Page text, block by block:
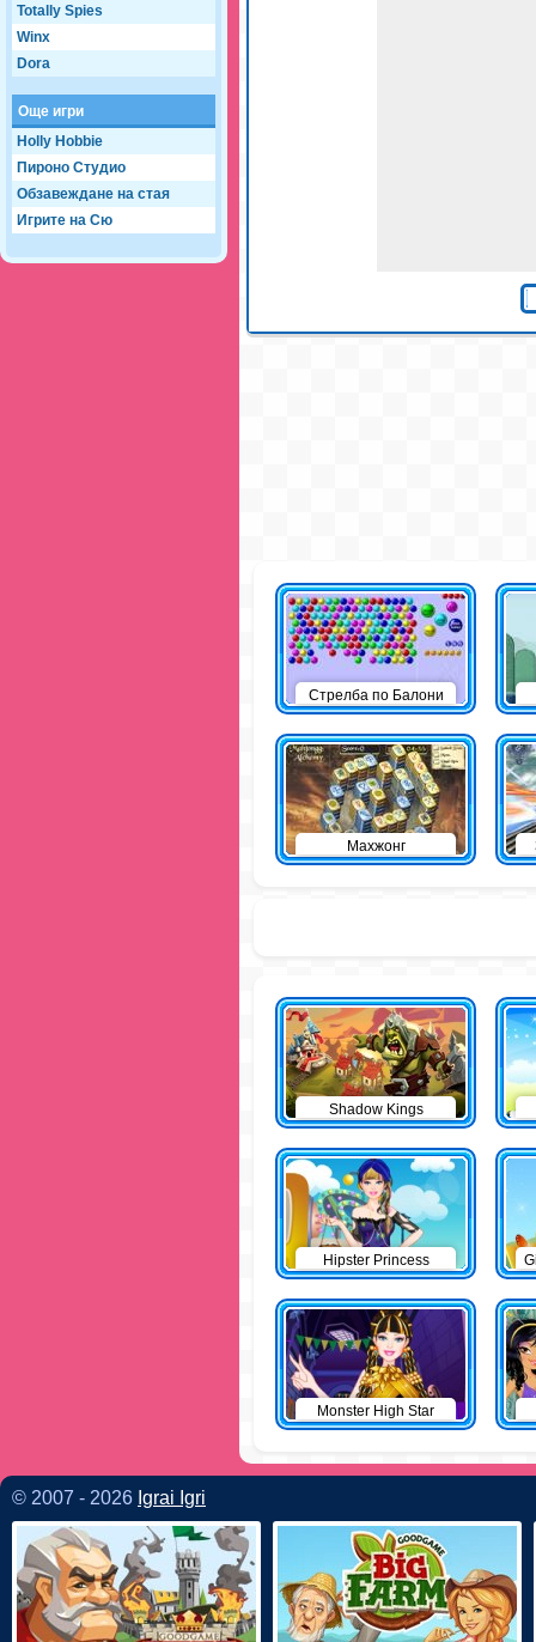
Totally Spies
Winx
Dora
Още игри
Holly Hobbie
Пироно Студио
Обзавеждане на стая
Игрите на Сю
Стрелба по Балони
Махжонг
Shadow Kings
Hipster Princess
Monster High Star
© 2007 - 2026 Igrai Igri